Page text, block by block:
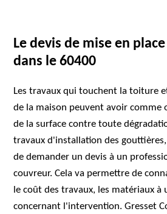
Le devis de mise en
dans le 60400
Les travaux qui touchent la toiture
de la maison peuvent avoir comme
de la surface contre toute
travaux d'installation des
de demander un devis à un
couvreur. Cela va permettre de
le coût des travaux, les matériaux à
concernant l'intervention. Gresset